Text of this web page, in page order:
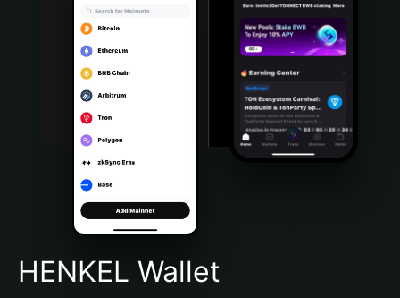
Português (Portugal)
Bahasa Indonesia
Português (Brasil)
Español (Argentina)
HENKEL Wallet